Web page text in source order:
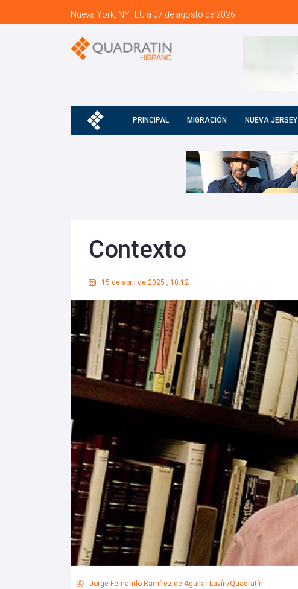
Nueva York, NY., EU a 07 de agosto de 2026
PRINCIPAL MIGRACIÓN NUEVA JERSEY
Contexto
15 de abril de 2025 , 10:12
Jorge Fernando Ramírez de Aguilar Lavín/Quadratín